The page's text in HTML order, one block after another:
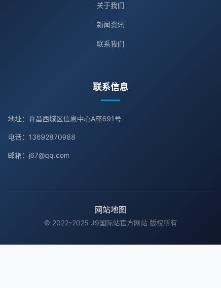
关于我们
新闻资讯
联系我们
联系信息
地址：许昌西城区信息中心A座691号
电话：13692870988
邮箱：j67@qq.com
网站地图
© 2022–2025 J9国际站官方网站 版权所有